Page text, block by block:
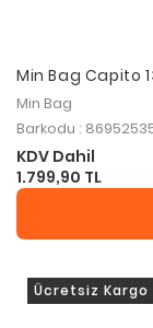
Min Bag Capito
Min Bag
Barkodu :
KDV Dahil
1.799,90 TL
Ücretsiz Kargo